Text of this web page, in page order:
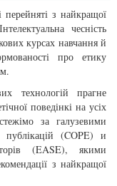
перейняті з найкращої
чесність
курсах навчання й
про етику
технологій прагне
поведінкі на усіх
за галузевими
(COPE) и
(EASE), якими
з найкращої